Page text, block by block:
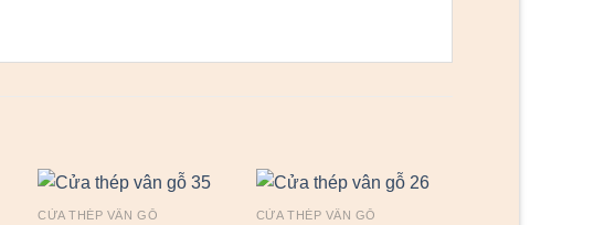
CỬA THÉP VÂN GỖ CỬA THÉP VÂN GỖ